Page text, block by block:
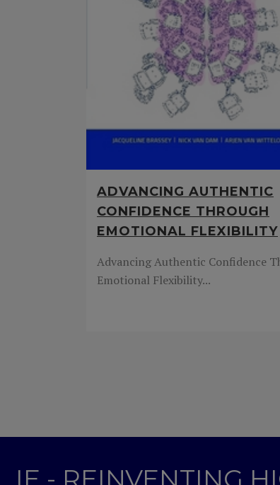
ADVANCING AUTHENTIC
CONFIDENCE THROUGH
EMOTIONAL FLEXIBILITY
Advancing Authentic Confidence
Emotional Flexibility...